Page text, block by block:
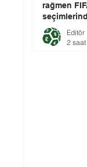
rağmen
elinde
Editör
2